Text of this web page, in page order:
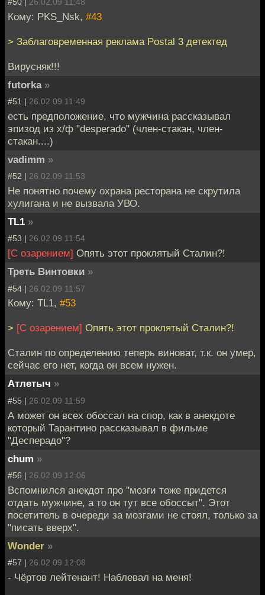
#50 | 26.02.09 11:48
Кому: PKS_Nsk, #43
> Заблаговременная реклама Postal 3 детектед
Вирусняк!!!
futorka »
#51 | 26.02.09 11:49
есть предположение, что мужчина рассказывал
эпизод из х/ф "desperado" (член-стакан, член-
стакан....)
vadimm »
#52 | 26.02.09 11:53
Не понятно почему охрана ресторана не скрутила
хулигана и не вызвала УВО.
TL1 »
#53 | 26.02.09 11:54
[С озарением] Опять этот проклятый Сталин?!
Треть Винтовки »
#54 | 26.02.09 11:57
Кому: TL1, #53
> [С озарением] Опять этот проклятый Сталин?!
Сталин по определению теперь виноват, т.к. он умер,
сейчас его нет, когда он всем нужен.
Атлетыч »
#55 | 26.02.09 11:59
А может он всех обоссал на спор, как в анекдоте
который Тарантино рассказывал в фильме
"Десперадо"?
chum »
#56 | 26.02.09 12:06
Вспомнился анекдот про "мозги тоже придется
отдать мужчине, а то он тут все обоссыт". Этот
посетитель в очереди за мозгами не стоял, только за
"писать вверх".
Wonder »
#57 | 26.02.09 12:08
- Чёртов лейтенант! Наблевал на меня!